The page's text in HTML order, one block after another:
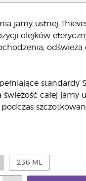
jamy ustnej
olejków
odświeża
standardy
całej jamy
236 ML